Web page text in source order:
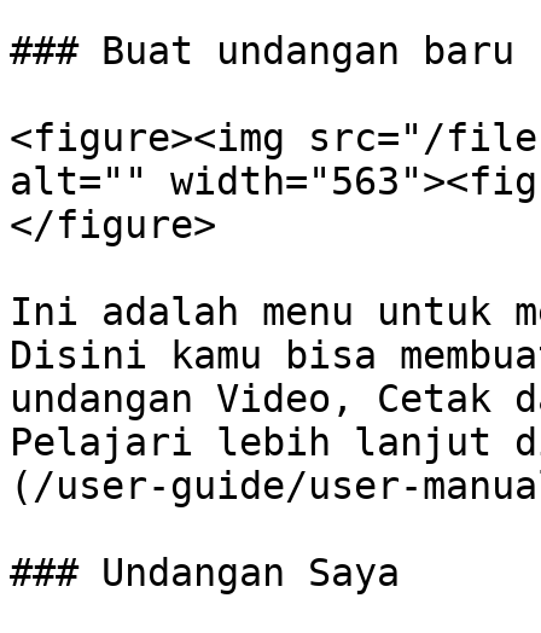
### Buat undangan baru
<figure><img src="/files/
alt=""
</figure>
Ini adalah menu untuk
Disini kamu bisa
undangan Video,
Pelajari lebih lanjut
(/user-guide/user-
### Undangan Saya